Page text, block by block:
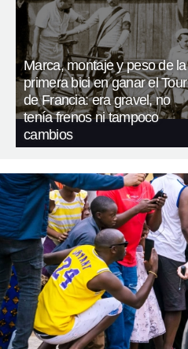
Marca, montaje y peso de la
primera bici en ganar el Tour
de Francia: era gravel, no
tenía frenos ni tampoco
cambios